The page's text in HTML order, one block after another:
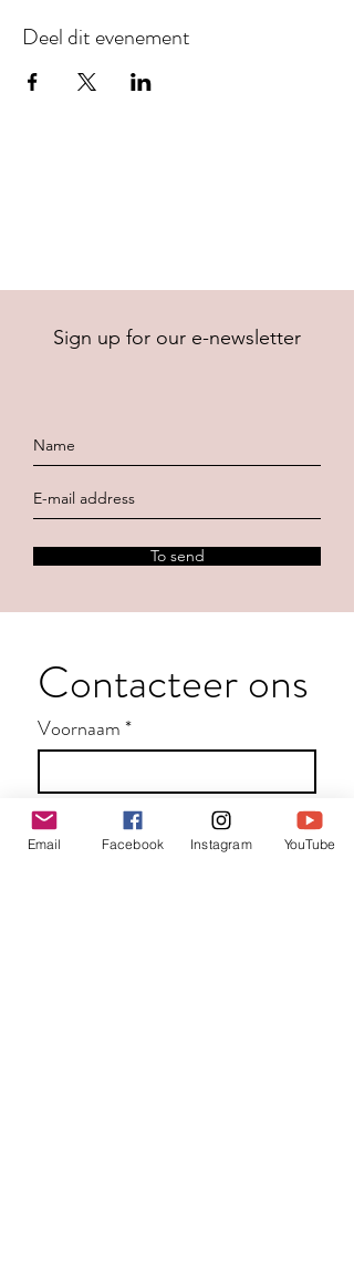
Deel dit evenement
Sign up for our e-newsletter
To send
Contacteer ons
Voornaam*
Familienaam
Email Facebook Instagram YouTube